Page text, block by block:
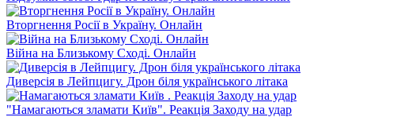
Вторгнення Росії в Україну. Онлайн
Війна на Близькому Сході. Онлайн
Диверсія в Лейпцигу. Дрон біля українського літака
"Намагаються зламати Київ". Реакція Заходу на удар